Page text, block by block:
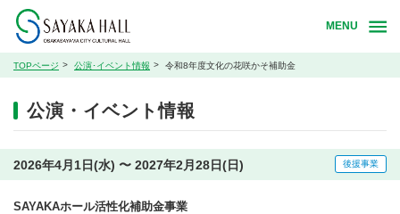
MENU
TOPページ 公演･イベント情報 令和8年度文化の花咲かそ補助金
公演・イベント情報
2026年4月1日(水) 〜 2027年2月28日(日) 後援事業
SAYAKAホール活性化補助金事業